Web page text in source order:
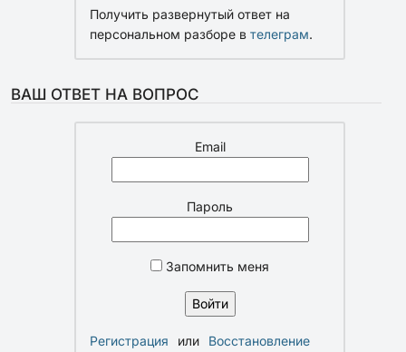
Получить развернутый ответ на
персональном разборе в телеграм.
ВАШ ОТВЕТ НА ВОПРОС
Email
Пароль
Запомнить меня
Регистрация или
Восстановление